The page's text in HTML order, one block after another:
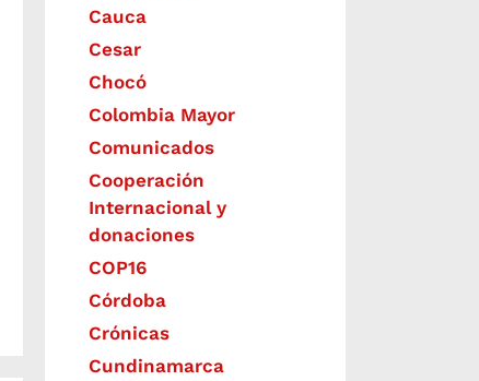
Cauca
Cesar
Chocó
Colombia Mayor
Comunicados
Cooperación
Internacional y
donaciones
COP16
Córdoba
Crónicas
Cundinamarca